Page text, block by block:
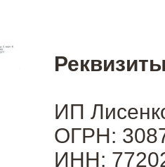
ИП
ОГРН:
ИНН: